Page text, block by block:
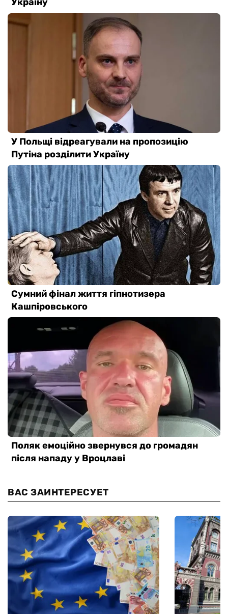
ВАС ЗАИНТЕРЕСУЕТ